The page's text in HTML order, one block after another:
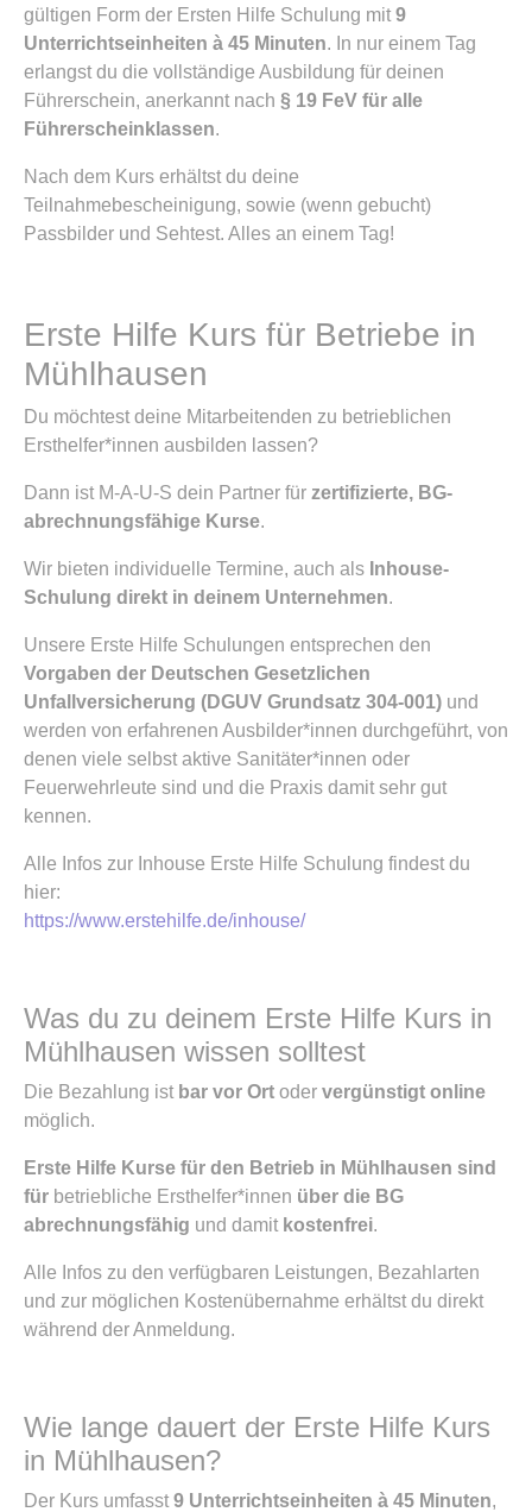
gültigen Form der Ersten Hilfe Schulung mit 9
Unterrichtseinheiten à 45 Minuten. In nur einem Tag
erlangst du die vollständige Ausbildung für deinen
Führerschein, anerkannt nach § 19 FeV für alle
Führerscheinklassen.
Nach dem Kurs erhältst du deine
Teilnahmebescheinigung, sowie (wenn gebucht)
Passbilder und Sehtest. Alles an einem Tag!
Erste Hilfe Kurs für Betriebe in
Mühlhausen
Du möchtest deine Mitarbeitenden zu betrieblichen
Ersthelfer*innen ausbilden lassen?
Dann ist M-A-U-S dein Partner für zertifizierte, BG-
abrechnungsfähige Kurse.
Wir bieten individuelle Termine, auch als Inhouse-
Schulung direkt in deinem Unternehmen.
Unsere Erste Hilfe Schulungen entsprechen den
Vorgaben der Deutschen Gesetzlichen
Unfallversicherung (DGUV Grundsatz 304-001) und
werden von erfahrenen Ausbilder*innen durchgeführt, von
denen viele selbst aktive Sanitäter*innen oder
Feuerwehrleute sind und die Praxis damit sehr gut
kennen.
Alle Infos zur Inhouse Erste Hilfe Schulung findest du
hier:
https://www.erstehilfe.de/inhouse/
Was du zu deinem Erste Hilfe Kurs in
Mühlhausen wissen solltest
Die Bezahlung ist bar vor Ort oder vergünstigt online
möglich.
Erste Hilfe Kurse für den Betrieb in Mühlhausen sind
für betriebliche Ersthelfer*innen über die BG
abrechnungsfähig und damit kostenfrei.
Alle Infos zu den verfügbaren Leistungen, Bezahlarten
und zur möglichen Kostenübernahme erhältst du direkt
während der Anmeldung.
Wie lange dauert der Erste Hilfe Kurs
in Mühlhausen?
Der Kurs umfasst 9 Unterrichtseinheiten à 45 Minuten,